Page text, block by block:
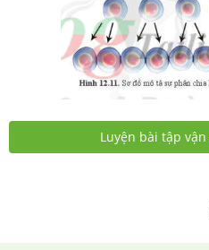
Luyện bài tập